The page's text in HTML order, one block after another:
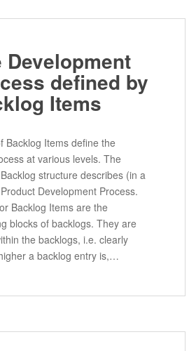
Development
defined by
Items
Backlog Items define the
at various levels. The
structure describes (in a
Development Process.
Backlog Items are the
blocks of backlogs. They are
the backlogs, i.e. clearly
a backlog entry is,…